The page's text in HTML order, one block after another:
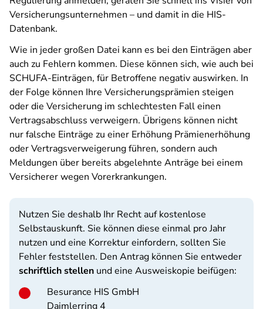
Versicherungsunternehmen – und damit in die HIS-
Datenbank.
Wie in jeder großen Datei kann es bei den Einträgen aber
auch zu Fehlern kommen. Diese können sich, wie auch bei
SCHUFA-Einträgen, für Betroffene negativ auswirken. In
der Folge können Ihre Versicherungsprämien steigen
oder die Versicherung im schlechtesten Fall einen
Vertragsabschluss verweigern. Übrigens können nicht
nur falsche Einträge zu einer Erhöhung Prämienerhöhung
oder Vertragsverweigerung führen, sondern auch
Meldungen über bereits abgelehnte Anträge bei einem
Versicherer wegen Vorerkrankungen.
Nutzen Sie deshalb Ihr Recht auf kostenlose
Selbstauskunft. Sie können diese einmal pro Jahr
nutzen und eine Korrektur einfordern, sollten Sie
Fehler feststellen. Den Antrag können Sie entweder
schriftlich stellen und eine Ausweiskopie beifügen:
Besurance HIS GmbH
Daimlerring 4